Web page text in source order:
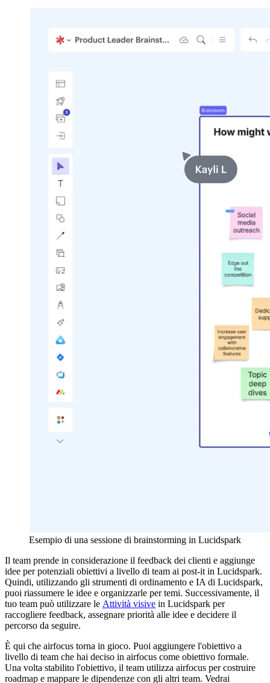
Esempio di una sessione di brainstorming in Lucidspark
Il team prende in considerazione il feedback dei clienti e aggiunge
idee per potenziali obiettivi a livello di team ai post-it in Lucidspark.
Quindi, utilizzando gli strumenti di ordinamento e IA di Lucidspark,
puoi riassumere le idee e organizzarle per temi. Successivamente, il
tuo team può utilizzare le Attività visive in Lucidspark per
raccogliere feedback, assegnare priorità alle idee e decidere il
percorso da seguire.
È qui che airfocus torna in gioco. Puoi aggiungere l'obiettivo a
livello di team che hai deciso in airfocus come obiettivo formale.
Una volta stabilito l'obiettivo, il team utilizza airfocus per costruire
roadmap e mappare le dipendenze con gli altri team. Vedrai